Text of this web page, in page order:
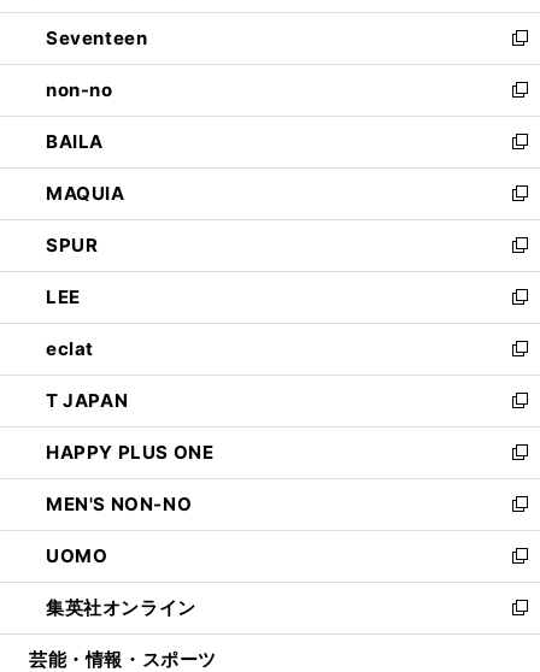
開
く
ウ
で
開
く
ン
ド
ウ
で
開
く
Seventeen
新
し
い
ウ
ィ
ン
ド
ウ
で
開
く
non-no
新
し
い
ウ
ィ
ン
ド
ウ
で
開
く
BAILA
新
し
い
ウ
ィ
ン
ド
ウ
で
開
く
MAQUIA
新
し
い
ウ
ィ
ン
ド
ウ
で
開
く
SPUR
新
し
い
ウ
ィ
ン
ド
ウ
で
開
く
LEE
新
し
い
ウ
ィ
ン
ド
ウ
で
開
く
eclat
新
し
い
ウ
ィ
ン
ド
ウ
で
開
く
T JAPAN
新
し
い
ウ
ィ
ン
ド
ウ
で
開
HAPPY PLUS ONE
新
し
い
ウ
ィ
ン
ド
ウ
MEN'S NON-NO
新
し
い
ウ
ィ
ン
UOMO
新
し
い
ウ
集英社オンライン
新
し
芸能・情報・スポーツ